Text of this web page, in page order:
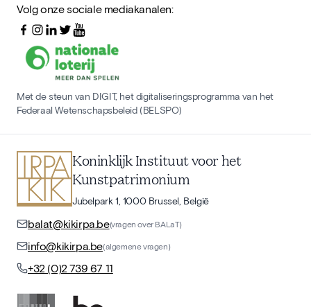
Volg onze sociale mediakanalen:
Met de steun van DIGIT, het digitaliseringsprogramma van het
Federaal Wetenschapsbeleid (BELSPO)
Koninklijk Instituut voor het
Kunstpatrimonium
Jubelpark 1, 1000 Brussel, België
balat@kikirpa.be(vragen over BALaT)
info@kikirpa.be(algemene vragen)
+32 (0)2 739 67 11